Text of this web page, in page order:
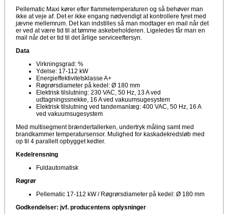
Pellematic Maxi kører efter flammetemperaturen og så behøver man
ikke at veje af. Det er ikke engang nødvendigt at kontrollere fyret med
jævne mellemrum. Det kan indstilles så man modtager en mail når det
er ved at være tid til at tømme askebeholderen. Ligeledes får man en
mail når det er tid til det årlige serviceeftersyn.
Data
Virkningsgrad: %
Ydelse: 17-112 kW
Energieffektivitetsklasse A+
Røgrørsdiameter på kedel: Ø 180 mm
Elektrisk tilslutning: 230 VAC, 50 Hz, 13 A ved
udtagningssnekke, 16 A ved vakuumsugesystem
Elektrisk tilslutning ved tandemanlæg: 400 VAC, 50 Hz, 16 A
ved vakuumsugesystem
Med multisegment brændertallerken, undertryk måling samt med
brandkammer temperatursensor. Mulighed for kaskadekredsløb med
op til 4 parallelt opbygget kedler.
Kedelrensning
Fuldautomatisk
Røgrør
Pellematic 17-112 kW / Røgrørsdiameter på kedel: Ø 180 mm
Godkendelser: jvf. producentens oplysninger